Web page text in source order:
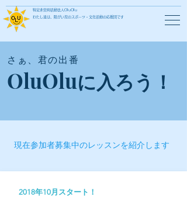
特定非営利活動法人OluOlu
わたし達は、障がい児のスポーツ・文化活動の応援団です
​さぁ、君の出番
OluOluに入ろう！
現在参加者募集中のレッスンを紹介します
​2018年10月スタート！